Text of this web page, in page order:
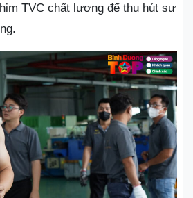
TVC chất lượng để thu hút sự